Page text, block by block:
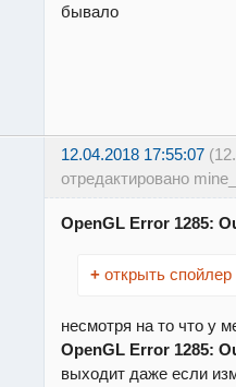
бывало
12.04.2018 17:55:07
отредактировано
OpenGL Error 1285:
+ открыть спойлер
несмотря на то что у
OpenGL Error 1285:
выходит даже если